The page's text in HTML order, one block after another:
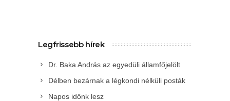
Legfrissebb hírek
Dr. Baka András az egyedüli államfőjelölt
Délben bezárnak a légkondi nélküli posták
Napos időnk lesz